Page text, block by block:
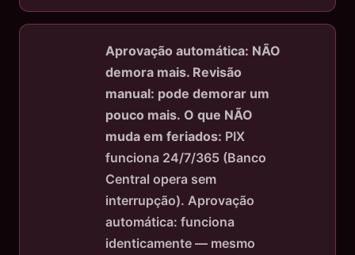
Aprovação automática: NÃO
demora mais. Revisão
manual: pode demorar um
pouco mais. O que NÃO
muda em feriados: PIX
funciona 24/7/365 (Banco
Central opera sem
interrupção). Aprovação
automática: funciona
identicamente — mesmo